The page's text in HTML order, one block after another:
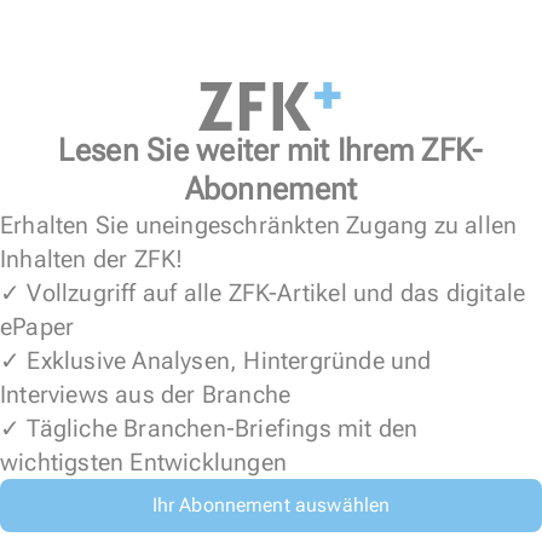
Lesen Sie weiter mit Ihrem ZFK-
Abonnement
Erhalten Sie uneingeschränkten Zugang zu allen
Inhalten der ZFK!
✓ Vollzugriff auf alle ZFK-Artikel und das digitale
ePaper
✓ Exklusive Analysen, Hintergründe und
Interviews aus der Branche
✓ Tägliche Branchen-Briefings mit den
wichtigsten Entwicklungen
Ihr Abonnement auswählen